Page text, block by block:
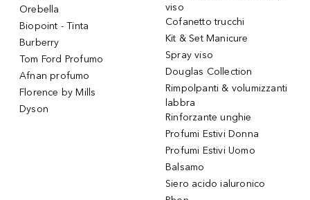
Orebella
Biopoint - Tinta
Burberry
Tom Ford Profumo
Afnan profumo
Florence by Mills
Dyson
viso
Cofanetto trucchi
Kit & Set Manicure
Spray viso
Douglas Collection
Rimpolpanti & volumizzanti
labbra
Rinforzante unghie
Profumi Estivi Donna
Profumi Estivi Uomo
Balsamo
Siero acido ialuronico